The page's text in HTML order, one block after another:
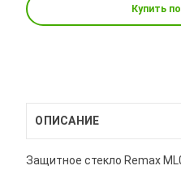
Купить
ОПИСАНИЕ
Защитное стекло Remax